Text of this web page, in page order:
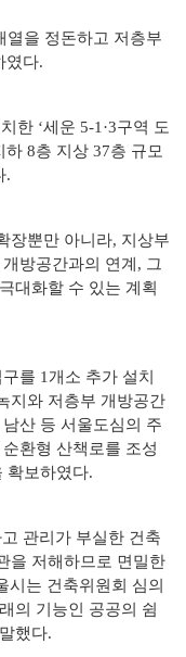
열을 정돈하고 저층부
였다.
한 ‘세운 5-1·3구역 도
8층 지상 37층 규모
.
장뿐만 아니라, 지상부
방공간과의 연계, 그
대화할 수 있는 계획
를 1개소 추가 설치
지와 저층부 개방공간
산 등 서울도심의 주
환형 산책로를 조성
확보하였다.
관리가 부실한 건축
을 저해하므로 면밀한
시는 건축위원회 심의
의 기능인 공공의 쉼
했다.